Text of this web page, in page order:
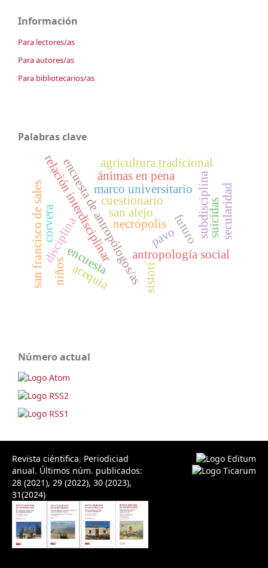
Información
Para lectores/as
Para autores/as
Para bibliotecarios/as
Palabras clave
necrópolis
encuesta de antropólogos/as futuro
cuestionario
marco universitario
relación interdisciplinar antropología social
encuesta
subdisciplina
disciplina
agricultura tradicional
san alejo
san francisco de sales sistori
corvera
acequia
pavo suicidassecularidad
ánimas en pena
niños
Número actual
Revista ciéntifica. Periodiciad
anual. Últimos núm. publicados:
28 (2021), 29 (2022), 30 (2023),
31(2024)